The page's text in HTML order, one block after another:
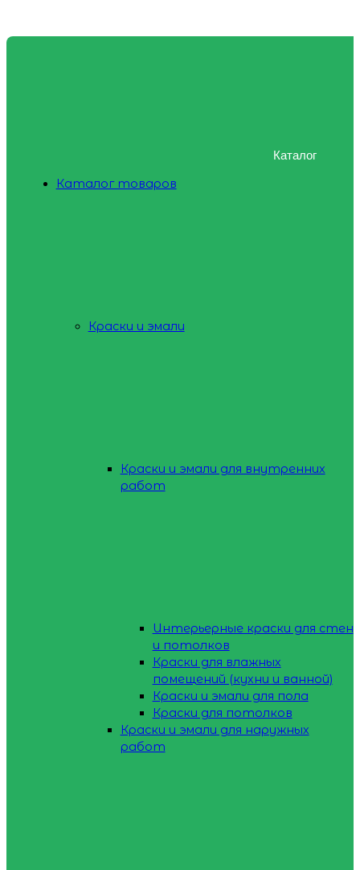
Каталог
Каталог товаров
Краски и эмали
Краски и эмали для внутренних
работ
Интерьерные краски для стен
и потолков
Краски для влажных
помещений (кухни и ванной)
Краски и эмали для пола
Краски для потолков
Краски и эмали для наружных
работ